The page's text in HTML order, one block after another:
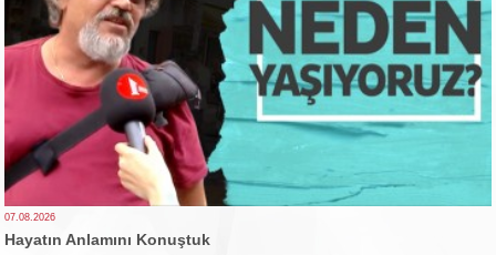
07.08.2026
Hayatın Anlamını Konuştuk